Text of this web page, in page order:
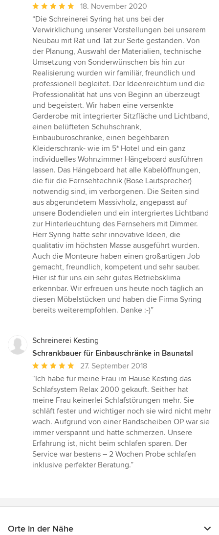
Durchschnittliche
Bewertung:
5
von
5
Sternen
18. November 2020
“Die Schreinerei Syring hat uns bei der
Verwirklichung unserer Vorstellungen bei unserem
Neubau mit Rat und Tat zur Seite gestanden. Von
der Planung, Auswahl der Materialien, technische
Umsetzung von Sonderwünschen bis hin zur
Realisierung wurden wir familiär, freundlich und
professionell begleitet. Der Ideenreichtum und die
Professionalität hat uns von Beginn an überzeugt
und begeistert. Wir haben eine versenkte
Garderobe mit integrierter Sitzfläche und Lichtband,
einen belüfteten Schuhschrank,
Einbaubüroschränke, einen begehbaren
Kleiderschrank- wie im 5* Hotel und ein ganz
individuelles Wohnzimmer Hängeboard ausführen
lassen. Das Hängeboard hat alle Kabelöffnungen,
die für die Fernsehtechnik (Bose Lautsprecher)
notwendig sind, im verborgenen. Die Seiten sind
aus abgerundetem Massivholz, angepasst auf
unsere Bodendielen und ein intergriertes Lichtband
zur Hinterleuchtung des Fernsehers mit Dimmer.
Herr Syring hatte sehr innovative Ideen, die
qualitativ im höchsten Masse ausgeführt wurden.
Auch die Monteure haben einen großartigen Job
gemacht, freundlich, kompetent und sehr sauber.
Hier ist für uns ein sehr gutes Betriebsklima
erkennbar. Wir erfreuen uns heute noch täglich an
diesen Möbelstücken und haben die Firma Syring
bereits weiterempfohlen. Danke :-)”
Schreinerei Kesting
Schrankbauer für Einbauschränke in Baunatal
Durchschnittliche
Bewertung:
5
von
5
Sternen
27. September 2018
“Ich habe für meine Frau im Hause Kesting das
Schlafsystem Relax 2000 gekauft. Seither hat
meine Frau keinerlei Schlafstörungen mehr. Sie
schläft fester und wichtiger noch sie wird nicht mehr
wach. Aufgrund von einer Bandscheiben OP war sie
immer verspannt und hatte schmerzen. Unsere
Erfahrung ist, nicht beim schlafen sparen. Der
Service war bestens – 2 Wochen Probe schlafen
inklusive perfekter Beratung.”
Orte in der Nähe